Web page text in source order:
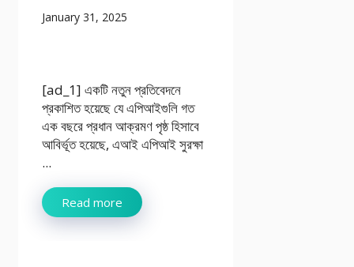
January 31, 2025
[ad_1] একটি নতুন প্রতিবেদনে
প্রকাশিত হয়েছে যে এপিআইগুলি গত
এক বছরে প্রধান আক্রমণ পৃষ্ঠ হিসাবে
আবির্ভূত হয়েছে, এআই এপিআই সুরক্ষা
...
Read more